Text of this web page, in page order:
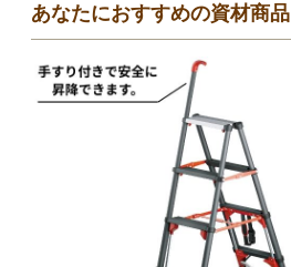
あなたにおすすめの資材商品